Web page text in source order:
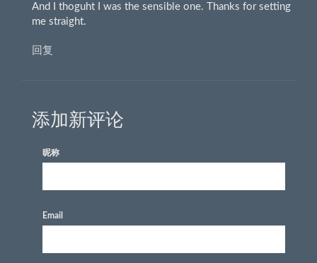
And I thoguht I was the sensible one. Thanks for setting
me straight.
回复
添加新评论
昵称
Email